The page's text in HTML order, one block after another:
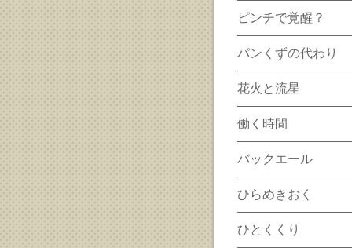
ピンチで覚醒？
パンくずの代わり
花火と流星
働く時間
バックエール
ひらめきおく
ひとくくり